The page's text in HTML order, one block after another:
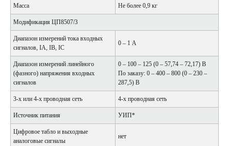
Масса Не более 0,9 кг
Модификация ЦП8507/3
Диапазон измерений тока входных
сигналов, IA, IB, IC
0 – 1 А
Диапазон измерений линейного
(фазного) напряжения входных
сигналов
0 – 100 – 125 (0 – 57,74 – 72,17) В
По заказу: 0 – 400 – 800 (0 – 230 –
287,5) В
3-х или 4-х проводная сеть 4-х проводная сеть
Источник питания УИП*
Цифровое табло и выходные
аналоговые сигналы
нет